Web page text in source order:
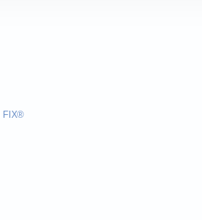
FIX®